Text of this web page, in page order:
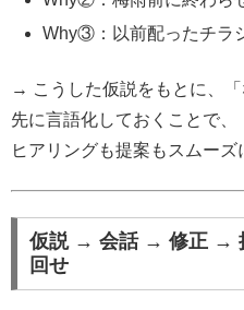
Why③：以前配ったチラ
→ こうした仮説をもとに、
先に言語化しておくことで、
ヒアリングも提案もスムーズ
仮説 → 会話 → 修正 →
回せ